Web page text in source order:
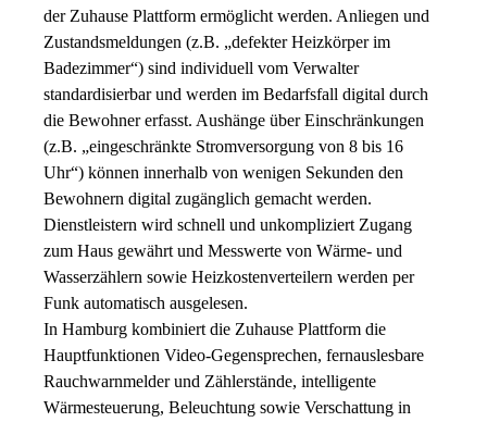
der Zuhause Plattform ermöglicht werden. Anliegen und
Zustandsmeldungen (z.B. „defekter Heizkörper im
Badezimmer“) sind individuell vom Verwalter
standardisierbar und werden im Bedarfsfall digital durch
die Bewohner erfasst. Aushänge über Einschränkungen
(z.B. „eingeschränkte Stromversorgung von 8 bis 16
Uhr“) können innerhalb von wenigen Sekunden den
Bewohnern digital zugänglich gemacht werden.
Dienstleistern wird schnell und unkompliziert Zugang
zum Haus gewährt und Messwerte von Wärme- und
Wasserzählern sowie Heizkostenverteilern werden per
Funk automatisch ausgelesen.
In Hamburg kombiniert die Zuhause Plattform die
Hauptfunktionen Video-Gegensprechen, fernauslesbare
Rauchwarnmelder und Zählerstände, intelligente
Wärmesteuerung, Beleuchtung sowie Verschattung in